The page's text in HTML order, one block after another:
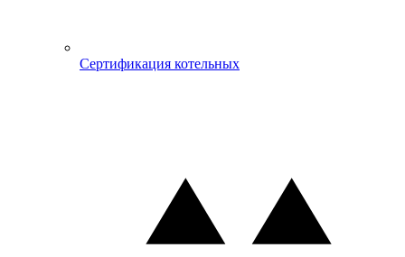
Сертификация котельных